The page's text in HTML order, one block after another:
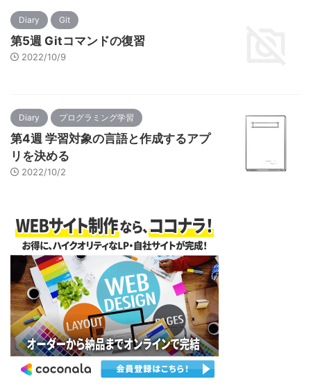
Diary Git
第5週 Gitコマンドの復習
2022/10/9
Diary プログラミング学習
第4週 学習対象の言語と作成するアプ
リを決める
2022/10/2